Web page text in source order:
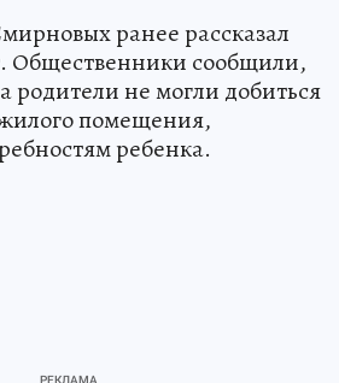
ранее рассказал
Общественники сообщили,
родители не могли добиться
помещения,
ребенка.